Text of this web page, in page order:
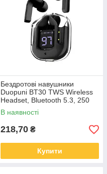
Бездротові навушники
Duopuni BT30 TWS Wireless
Headset, Bluetooth 5.3, 250
mAh Black
В наявності
218,70 ₴
Купити